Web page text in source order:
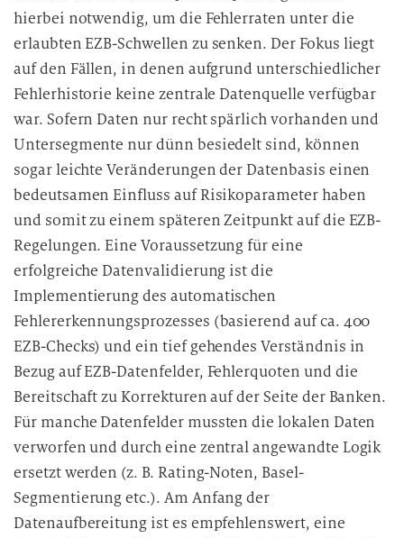
hierbei notwendig, um die Fehlerraten unter die
erlaubten EZB-Schwellen zu senken. Der Fokus liegt
auf den Fällen, in denen aufgrund unterschiedlicher
Fehlerhistorie keine zentrale Datenquelle verfügbar
war. Sofern Daten nur recht spärlich vorhanden und
Untersegmente nur dünn besiedelt sind, können
sogar leichte Veränderungen der Datenbasis einen
bedeutsamen Einfluss auf Risikoparameter haben
und somit zu einem späteren Zeitpunkt auf die EZB-
Regelungen. Eine Voraussetzung für eine
erfolgreiche Datenvalidierung ist die
Implementierung des automatischen
Fehlererkennungsprozesses (basierend auf ca. 400
EZB-Checks) und ein tief gehendes Verständnis in
Bezug auf EZB-Datenfelder, Fehlerquoten und die
Bereitschaft zu Korrekturen auf der Seite der Banken.
Für manche Datenfelder mussten die lokalen Daten
verworfen und durch eine zentral angewandte Logik
ersetzt werden (z. B. Rating-Noten, Basel-
Segmentierung etc.). Am Anfang der
Datenaufbereitung ist es empfehlenswert, eine